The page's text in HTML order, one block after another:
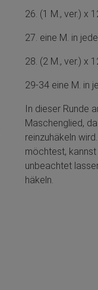
26. (1 M., ver.) x
27. eine M. in
28. (2 M., ver.) x
29-34 eine M. in
In dieser Runde
Maschenglied,
reinzuhäkeln
möchtest,
unbeachtet
häkeln.